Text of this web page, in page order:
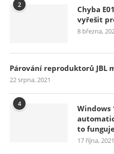
2
Chyba
vyřešit
8 března,
Párování reproduktorů JBL
22 srpna, 2021
4
Windows
to
17 října, 2021